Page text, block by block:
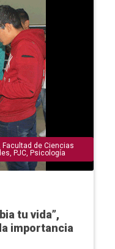
Facultad de Ciencias
, PJC, Psicología
tu vida”,
importancia